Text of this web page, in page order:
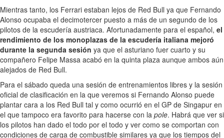
Mientras tanto, los Ferrari estaban lejos de Red Bull ya que Fernando
Alonso ocupaba el decimotercer puesto a más de un segundo de los
pilotos de la escudería austriaca. Afortunadamente para el español, el
rendimiento de los monoplazas de la escudería italiana mejoró
durante la segunda sesión ya que el asturiano fuer cuarto y su
compañero Felipe Massa acabó en la quinta plaza aunque ambos aún
alejados de Red Bull.
Para el sábado queda una sesión de entrenamientos libres y la sesión
oficial de clasificación en la que veremos si Fernando Alonso puede
plantar cara a los Red Bull tal y como ocurrió en el GP de Singapur en
el que tampoco era favorito para hacerse con la pole. Habrá que ver si
los pilotos han dado el todo por el todo y ver como se comportan con
condiciones de carga de combustible similares ya que los tiempos del